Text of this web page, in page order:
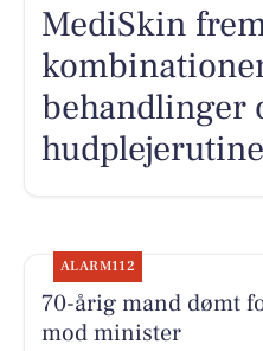
MediSkin
behandlinger
hudplejerutine
ALARM112
70-årig mand dømt
mod minister